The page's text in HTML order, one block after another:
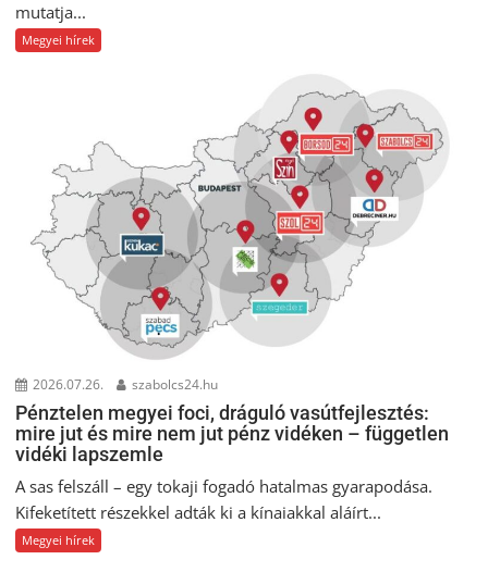
mutatja...
Megyei hírek
2026.07.26. szabolcs24.hu
Pénztelen megyei foci, dráguló vasútfejlesztés:
mire jut és mire nem jut pénz vidéken – független
vidéki lapszemle
A sas felszáll – egy tokaji fogadó hatalmas gyarapodása.
Kifeketített részekkel adták ki a kínaiakkal aláírt...
Megyei hírek